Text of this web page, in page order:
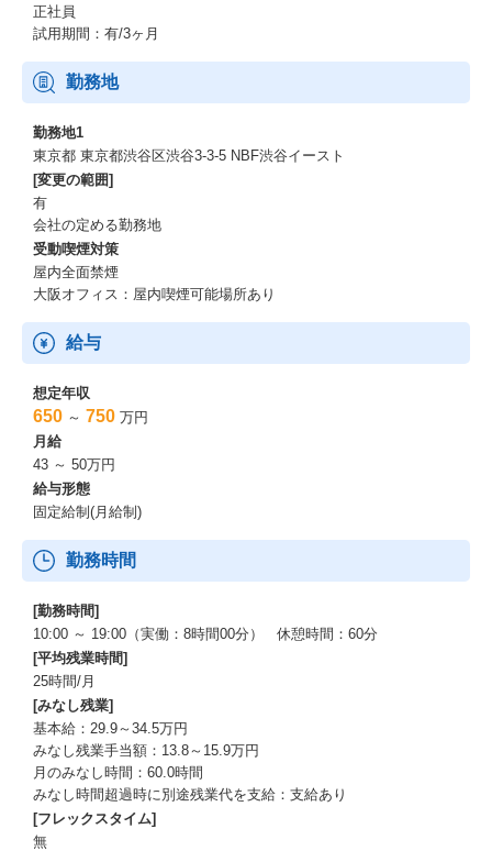
正社員
試用期間：有/3ヶ月
勤務地
勤務地1
東京都 東京都渋谷区渋谷3-3-5 NBF渋谷イースト
[変更の範囲]
有
会社の定める勤務地
受動喫煙対策
屋内全面禁煙
大阪オフィス：屋内喫煙可能場所あり
給与
想定年収
650 ～ 750 万円
月給
43 ～ 50万円
給与形態
固定給制(月給制)
勤務時間
[勤務時間]
10:00 ～ 19:00（実働：8時間00分） 休憩時間：60分
[平均残業時間]
25時間/月
[みなし残業]
基本給：29.9～34.5万円
みなし残業手当額：13.8～15.9万円
月のみなし時間：60.0時間
みなし時間超過時に別途残業代を支給：支給あり
[フレックスタイム]
無